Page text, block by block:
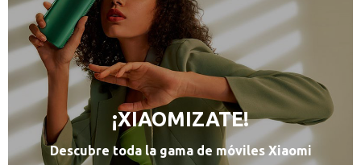
¡XIAOMIZATE!
Descubre toda la gama de móviles Xiaomi